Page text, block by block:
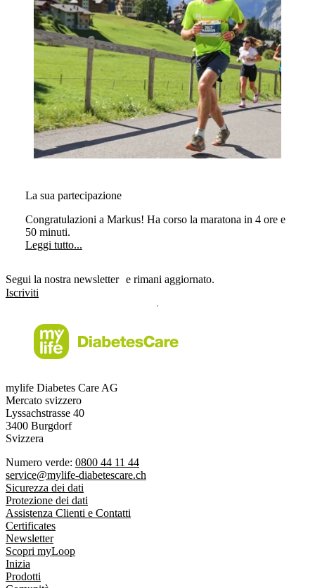
La sua partecipazione
Congratulazioni a Markus! Ha corso la maratona in 4 ore e
50 minuti.
Leggi tutto...
Segui la nostra newsletter e rimani aggiornato.
Iscriviti
mylife Diabetes Care AG
Mercato svizzero
Lyssachstrasse 40
3400 Burgdorf
Svizzera
Numero verde: 0800 44 11 44
service@mylife-diabetescare.ch
Sicurezza dei dati
Protezione dei dati
Assistenza Clienti e Contatti
Certificates
Newsletter
Scopri myLoop
Inizia
Prodotti